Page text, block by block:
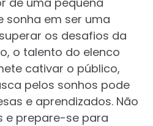
sonha em ser uma
os desafios da
o talento do elenco
cativar o público,
pelos sonhos pode
e aprendizados. Não
e prepare-se para